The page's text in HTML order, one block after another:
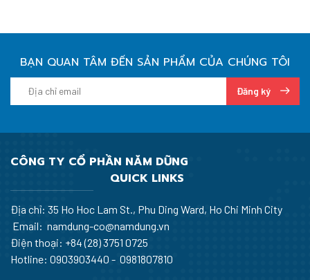
BẠN QUAN TÂM ĐẾN SẢN PHẨM CỦA CHÚNG TÔI
Đăng ký
CÔNG TY CỔ PHẦN NĂM DŨNG
QUICK LINKS
Địa chỉ: 35 Ho Hoc Lam St., Phu Ding Ward, Ho Chi Minh City
Email: namdung-co@namdung.vn
Điện thoại: +84 (28) 3751 0725
Hotline: 0903903440 - 0981807810